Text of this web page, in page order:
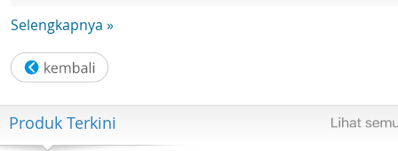
Langsung — jadi Anda tidak melewatkannya saat
menelepon, memeriksa status penerbangan Anda, dan
banyak lagi.
DESAIN INOVATIF — iPhone 15 dilengkapi dengan desain
aluminium dan kaca berwarna yang tangguh. Tahan
Selengkapnya »
Produk Terkini